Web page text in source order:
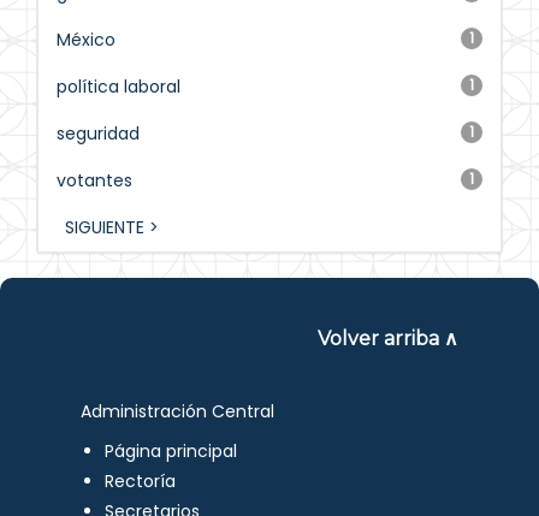
1
México
1
política laboral
1
seguridad
1
votantes
SIGUIENTE >
Volver arriba ∧
Administración Central
Página principal
Rectoría
Secretarios